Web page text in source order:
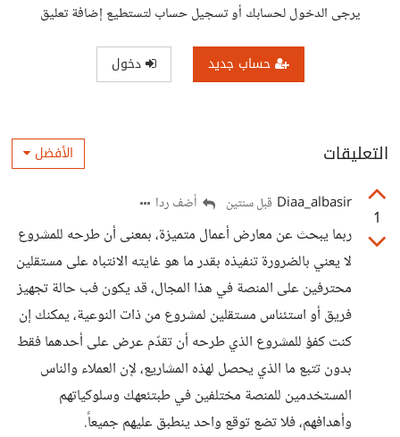
يرجى الدخول لحسابك أو تسجيل حساب لتستطيع إضافة تعليق
حساب جديد دخول
التعليقات الأفضل
1
Diaa_albasir قبل سنتين أضف ردا
ربما يبحث عن معارض أعمال متميزة، بمعنى أن طرحه للمشروع
لا يعني بالضرورة تنفيذه بقدر ما هو غايته الانتباه على مستقلين
محترفين على المنصة في هذا المجال، قد يكون فب حالة تجهيز
فريق أو استئناس مستقلين لمشروع من ذات النوعية، يمكنك إن
كنت كفؤ للمشروع الذي طرحه أن تقدّم عرض على أحدهما فقط
بدون تتبع ما الذي يحصل لهذه المشاريع، لإن العملاء والناس
المستخدمين للمنصة مختلفين في طبتئعهك وسلوكياتهم
وأهدافهم، فلا تضع توقع واحد ينطبق عليهم جميعاً.